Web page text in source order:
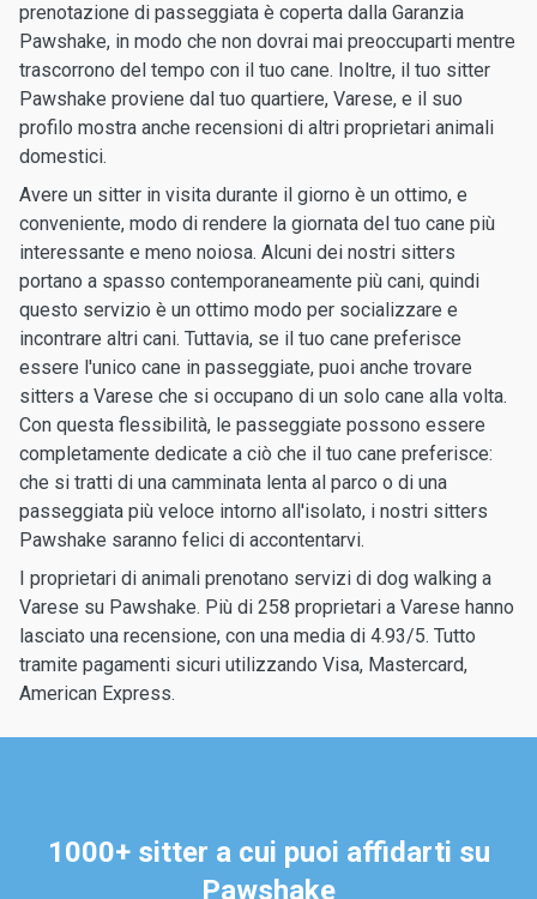
prenotazione di passeggiata è coperta dalla Garanzia
Pawshake, in modo che non dovrai mai preoccuparti mentre
trascorrono del tempo con il tuo cane. Inoltre, il tuo sitter
Pawshake proviene dal tuo quartiere, Varese, e il suo
profilo mostra anche recensioni di altri proprietari animali
domestici.
Avere un sitter in visita durante il giorno è un ottimo, e
conveniente, modo di rendere la giornata del tuo cane più
interessante e meno noiosa. Alcuni dei nostri sitters
portano a spasso contemporaneamente più cani, quindi
questo servizio è un ottimo modo per socializzare e
incontrare altri cani. Tuttavia, se il tuo cane preferisce
essere l'unico cane in passeggiate, puoi anche trovare
sitters a Varese che si occupano di un solo cane alla volta.
Con questa flessibilità, le passeggiate possono essere
completamente dedicate a ciò che il tuo cane preferisce:
che si tratti di una camminata lenta al parco o di una
passeggiata più veloce intorno all'isolato, i nostri sitters
Pawshake saranno felici di accontentarvi.
I proprietari di animali prenotano servizi di dog walking a
Varese su Pawshake. Più di 258 proprietari a Varese hanno
lasciato una recensione, con una media di 4.93/5. Tutto
tramite pagamenti sicuri utilizzando Visa, Mastercard,
American Express.
1000+ sitter a cui puoi affidarti su
Pawshake